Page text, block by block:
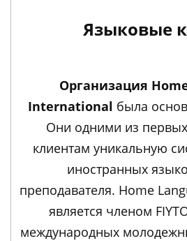
Языковые
Организация
International была
Они одними из
клиентам уникальную
иностранных
преподавателя. Home
является членом
международных